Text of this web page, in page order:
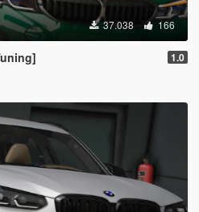
37.038 166
1.0